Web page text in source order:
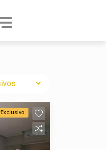
Exclusivo